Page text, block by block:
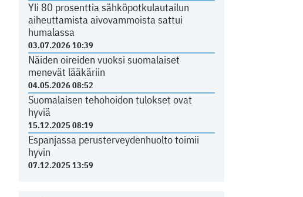
Yli 80 prosenttia sähköpotkulautailun
aiheuttamista aivovammoista sattui
humalassa
03.07.2026 10:39
Näiden oireiden vuoksi suomalaiset
menevät lääkäriin
04.05.2026 08:52
Suomalaisen tehohoidon tulokset ovat
hyviä
15.12.2025 08:19
Espanjassa perusterveydenhuolto toimii
hyvin
07.12.2025 13:59